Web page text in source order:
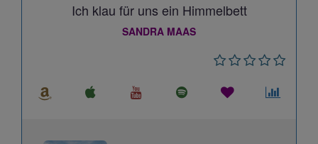
Ich klau für uns ein Himmelbett
SANDRA MAAS